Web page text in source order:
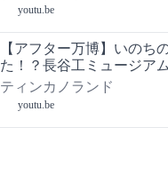
youtu.be
【アフター万博】いのち
た！？長谷工ミュージアム
ティンカノランド
youtu.be